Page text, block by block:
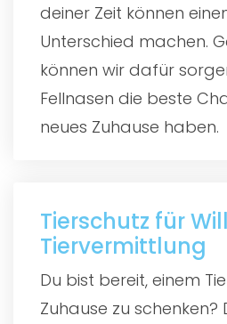
deiner Zeit können
Unterschied machen.
können wir dafür
Fellnasen die beste
neues Zuhause haben.
Tierschutz für
Tiervermittlung
Du bist bereit, einem
Zuhause zu schenken?